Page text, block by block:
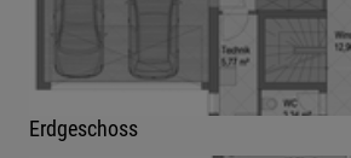
Erdgeschoss